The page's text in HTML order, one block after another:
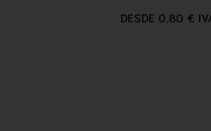
DESDE 0,80 €